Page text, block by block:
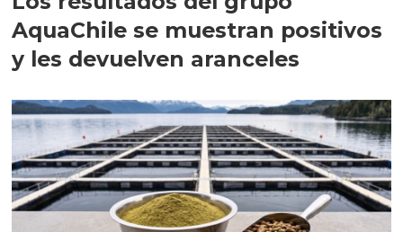
AquaChile se muestran positivos
y les devuelven aranceles